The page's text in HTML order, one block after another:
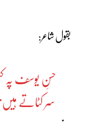
بقول شاعر:
حسنِ یوسف پہ
سر کٹاتے